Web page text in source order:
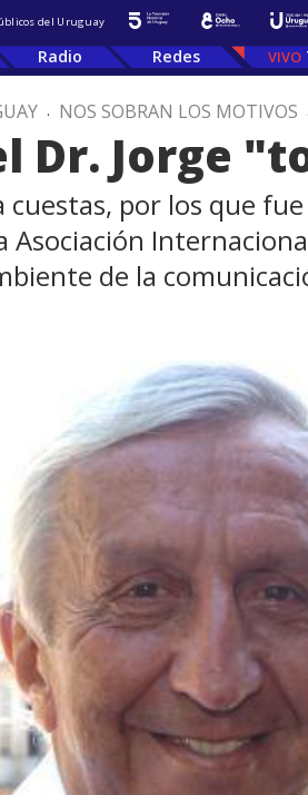
del Uruguay
Radio Redes
. NOS SOBRAN LOS MOTIVOS
Dr. Jorge
cuestas, por los que
de la